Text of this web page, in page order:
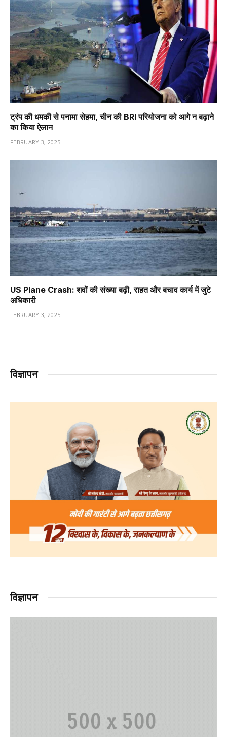
ट्रंप की धमकी से पनामा सेहमा, चीन की BRI परियोजना को आगे न बढ़ाने
का किया ऐलान
FEBRUARY 3, 2025
US Plane Crash: शवों की संख्या बढ़ी, राहत और बचाव कार्य में जुटे
अधिकारी
FEBRUARY 3, 2025
विज्ञापन
विज्ञापन